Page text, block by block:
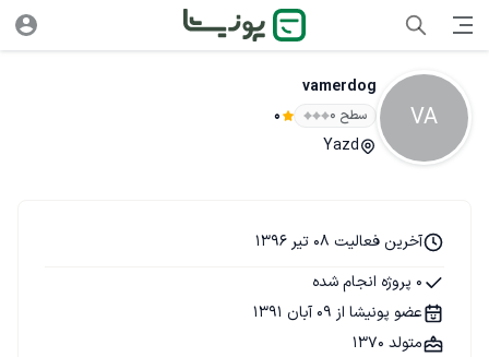
VA
vamerdog
سطح ۰ 0
Yazd
آخرین فعالیت 08 تیر 1396
0 پروژه انجام شده
عضو پونیشا از 09 آبان 1391
متولد 1370